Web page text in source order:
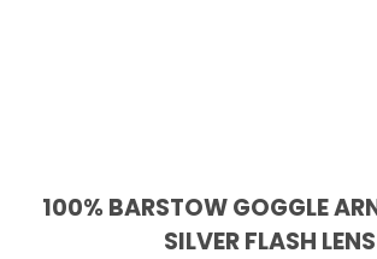
100% BARSTOW GOGGLE
SILVER FLASH LENS